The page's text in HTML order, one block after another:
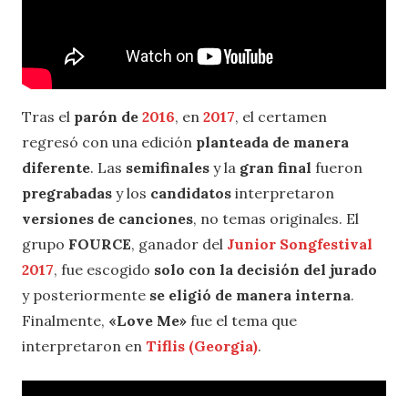
Tras el parón de 2016, en 2017, el certamen
regresó con una edición planteada de manera
diferente. Las semifinales y la gran final fueron
pregrabadas y los candidatos interpretaron
versiones de canciones, no temas originales. El
grupo FOURCE, ganador del Junior Songfestival
2017, fue escogido solo con la decisión del jurado
y posteriormente se eligió de manera interna.
Finalmente, «Love Me» fue el tema que
interpretaron en Tiflis (Georgia).